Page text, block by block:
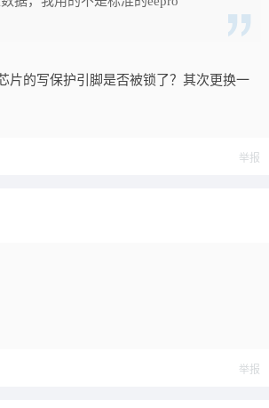
片的写保护引脚是否被锁了？其次更换一
举报
举报